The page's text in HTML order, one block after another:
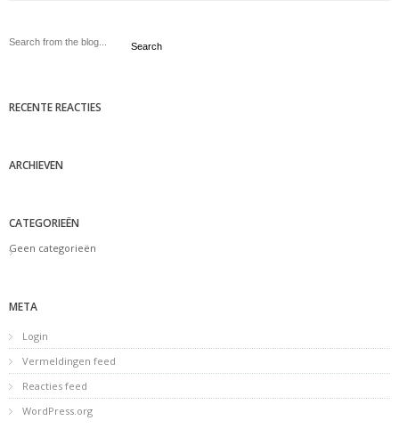
Search
RECENTE REACTIES
ARCHIEVEN
CATEGORIEËN
Geen categorieën
META
Login
Vermeldingen feed
Reacties feed
WordPress.org